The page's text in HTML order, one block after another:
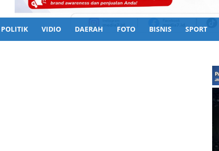
POLITIK VIDIO DAERAH FOTO BISNIS SPORT